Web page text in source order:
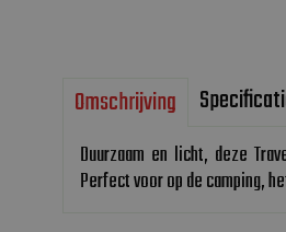
Omschrijving
Duurzaam en licht, deze
Perfect voor op de camping,